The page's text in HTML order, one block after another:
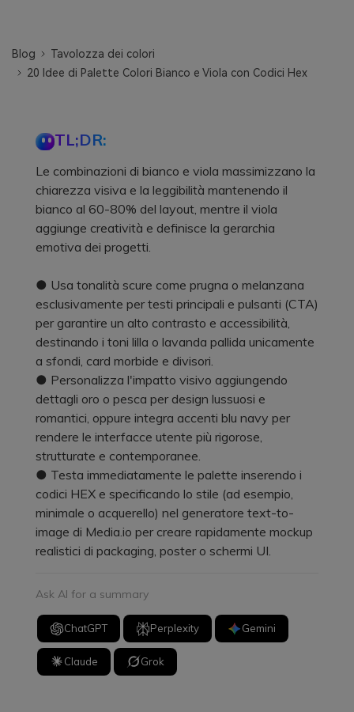
Blog
Tavolozza dei colori
20 Idee di Palette Colori Bianco e Viola con Codici Hex
TL;DR:
Le combinazioni di bianco e viola massimizzano la
chiarezza visiva e la leggibilità mantenendo il
bianco al 60-80% del layout, mentre il viola
aggiunge creatività e definisce la gerarchia
emotiva dei progetti.
● Usa tonalità scure come prugna o melanzana
esclusivamente per testi principali e pulsanti (CTA)
per garantire un alto contrasto e accessibilità,
destinando i toni lilla o lavanda pallida unicamente
a sfondi, card morbide e divisori.
● Personalizza l'impatto visivo aggiungendo
dettagli oro o pesca per design lussuosi e
romantici, oppure integra accenti blu navy per
rendere le interfacce utente più rigorose,
strutturate e contemporanee.
● Testa immediatamente le palette inserendo i
codici HEX e specificando lo stile (ad esempio,
minimale o acquerello) nel generatore text-to-
image di Media.io per creare rapidamente mockup
realistici di packaging, poster o schermi UI.
Ask AI for a summary
ChatGPT Perplexity Gemini
Claude Grok